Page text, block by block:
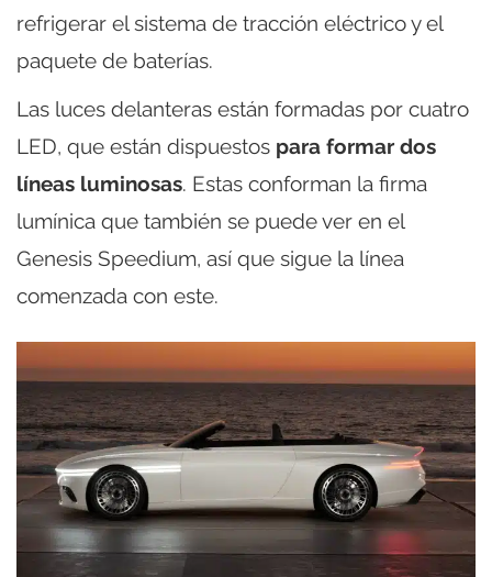
refrigerar el sistema de tracción eléctrico y el
paquete de baterías.
Las luces delanteras están formadas por cuatro
LED, que están dispuestos para formar dos
líneas luminosas. Estas conforman la firma
lumínica que también se puede ver en el
Genesis Speedium, así que sigue la línea
comenzada con este.